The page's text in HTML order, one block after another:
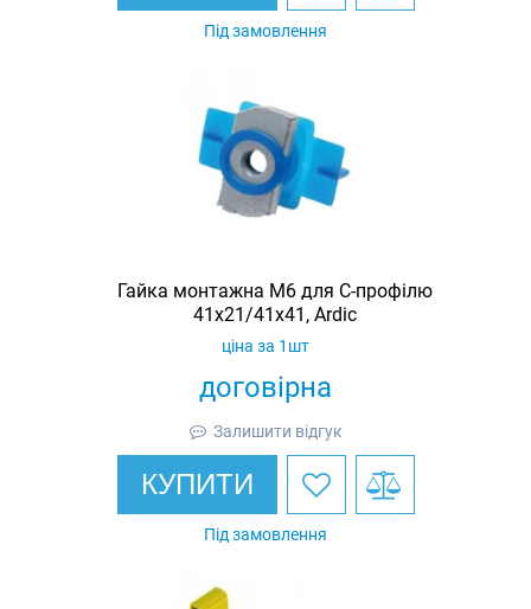
Під замовлення
Гайка монтажна M6 для C-профілю
41х21/41х41, Ardic
договірна
ціна за 1шт
Залишити відгук
КУПИТИ
Під замовлення